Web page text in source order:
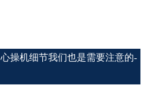
操机细节我们也是需要注意的-